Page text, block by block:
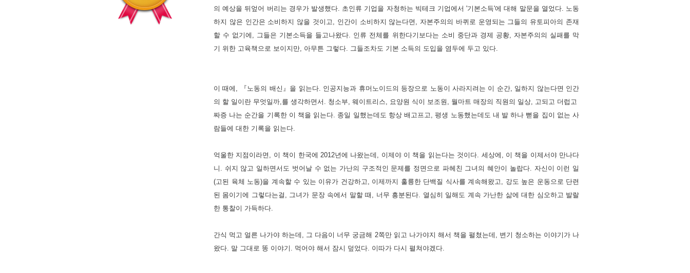
의 예상을 뒤엎어 버리는 경우가 발생했다. 초인류 기업을 자청하는 빅테크 기업에서 '기본소득'에 대해 말문을 열었다. 노동
하지 않은 인간은 소비하지 않을 것이고, 인간이 소비하지 않는다면, 자본주의의 바퀴로 운영되는 그들의 유토피아의 존재
할 수 없기에, 그들은 기본소득을 들고나왔다. 인류 전체를 위한다기보다는 소비 중단과 경제 공황, 자본주의의 실패를 막
기 위한 고육책으로 보이지만, 아무튼 그렇다. 그들조차도 기본 소득의 도입을 염두에 두고 있다.
이 때에, 『노동의 배신』을 읽는다. 인공지능과 휴머노이드의 등장으로 노동이 사라지려는 이 순간, 일하지 않는다면 인간
의 할 일이란 무엇일까,를 생각하면서. 청소부, 웨이트리스, 요양원 식이 보조원, 월마트 매장의 직원의 일상, 고되고 더럽고
짜증 나는 순간을 기록한 이 책을 읽는다. 종일 일했는데도 항상 배고프고, 평생 노동했는데도 내 발 하나 뻗을 집이 없는 사
람들에 대한 기록을 읽는다.
억울한 지점이라면, 이 책이 한국에 2012년에 나왔는데, 이제야 이 책을 읽는다는 것이다. 세상에, 이 책을 이제서야 만나다
니. 쉬지 않고 일하면서도 벗어날 수 없는 가난의 구조적인 문제를 정면으로 파헤친 그녀의 혜안이 놀랍다. 자신이 이런 일
(고된 육체 노동)을 계속할 수 있는 이유가 건강하고, 이제까지 훌륭한 단백질 식사를 계속해왔고, 강도 높은 운동으로 단련
된 몸이기에 그렇다는걸, 그녀가 문장 속에서 말할 때, 너무 흥분된다. 열심히 일해도 계속 가난한 삶에 대한 심오하고 발랄
한 통찰이 가득하다.
간식 먹고 얼른 나가야 하는데, 그 다음이 너무 궁금해 2쪽만 읽고 나가야지 해서 책을 펼쳤는데, 변기 청소하는 이야기가 나
왔다. 말 그대로 똥 이야기. 먹어야 해서 잠시 덮었다. 이따가 다시 펼쳐야겠다.